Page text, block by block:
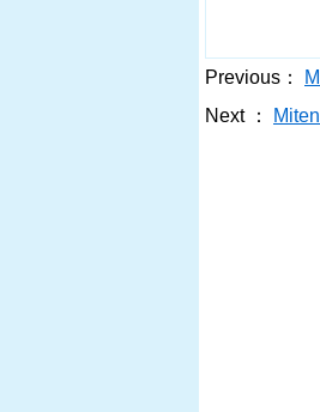
Previous：
Next ：